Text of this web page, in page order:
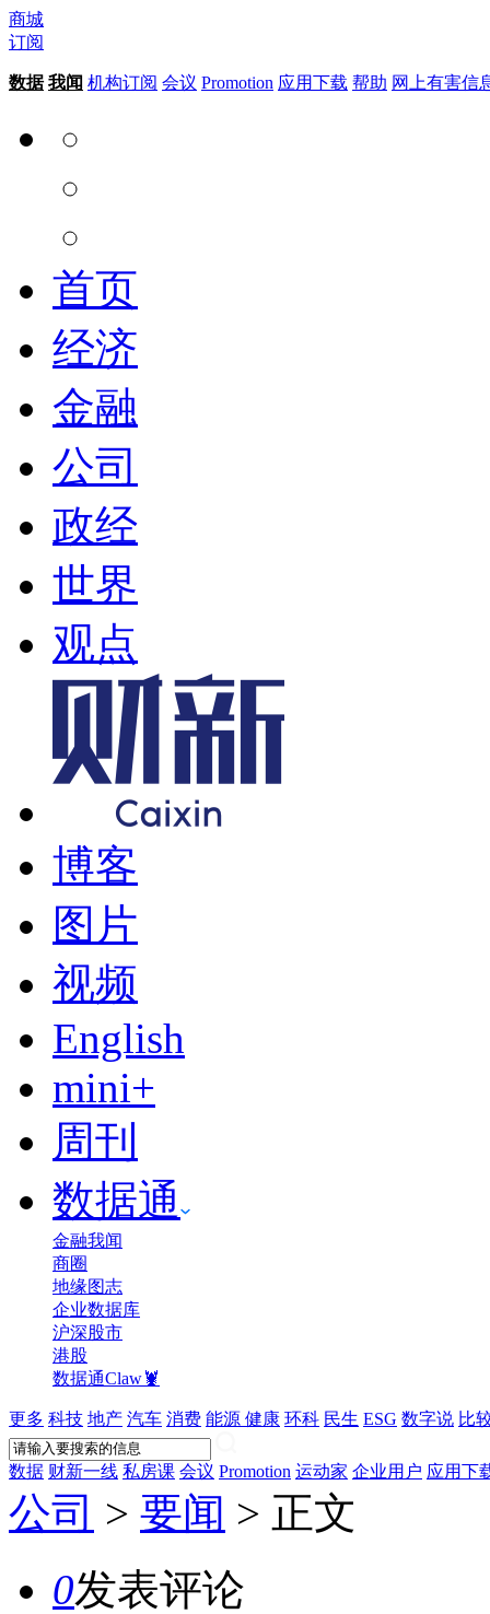
商城
订阅
数据 我闻 机构订阅 会议 Promotion 应用下载 帮助 网上有害信
首页
经济
金融
公司
政经
世界
观点
博客
图片
视频
English
mini+
周刊
数据通
金融我闻
商圈
地缘图志
企业数据库
沪深股市
港股
数据通Claw🦞
更多 科技 地产 汽车 消费 能源 健康 环科 民生 ESG 数字说 比
数据 财新一线 私房课 会议 Promotion 运动家 企业用户 应用下
公司 > 要闻 > 正文
0发表评论